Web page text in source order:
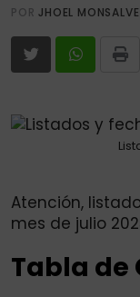
PORJHOEL MONSALVE
Atención,
mes de julio
Tabla de